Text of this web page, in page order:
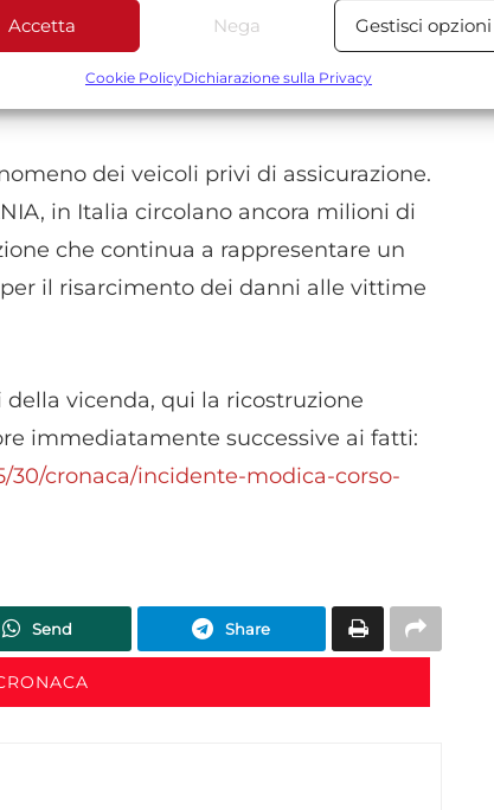
Sempre
e combinare dati provenienti da altre fonti di dati,
dati di geolocalizzazione precisi, Riconoscere i
in base a informazioni richieste attivamente.
la sicurezza, prevenire e rilevare frodi,
errori, Erogare e presentare
Accetta Nega Gestisci opzioni
Cookie PolicyDichiarazione sulla Privacy
non si sono registrati feriti, ma
avrebbero potuto essere molto più
dei veicoli privi di assicurazione.
in Italia circolano ancora milioni di
che continua a rappresentare un
il risarcimento dei danni alle vittime
vicenda, qui la ricostruzione
immediatamente successive ai fatti:
cronaca/incidente-modica-corso-
Send Share